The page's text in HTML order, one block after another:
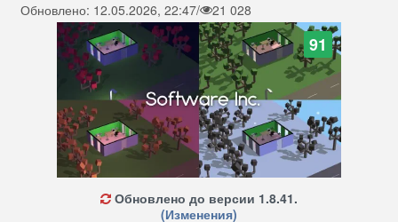
Обновлено: 12.05.2026, 22:47/ 21 028
91
Обновлено до версии 1.8.41.
(Изменения)